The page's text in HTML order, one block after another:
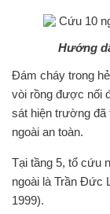
Hướng
Đám cháy trong
vòi rồng được nối
sát hiện trường đã
ngoài an toàn.
Tại tầng 5, tổ cứu
ngoài là Trần Đức
1999).